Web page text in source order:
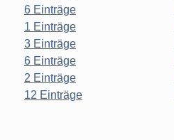
6 Einträge
1 Einträge
3 Einträge
6 Einträge
2 Einträge
12 Einträge